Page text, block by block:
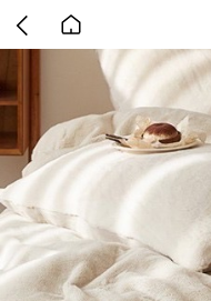
back
to
home